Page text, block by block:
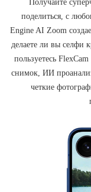
Получайте
поделиться, с
Engine AI Zoom
делаете ли вы селфи
пользуетесь
снимок, ИИ
четкие